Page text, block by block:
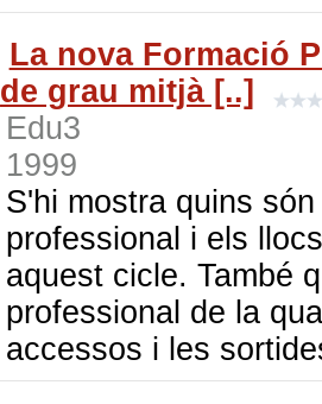
La nova Formació
de grau mitjà [..]
Edu3
1999
S'hi mostra quins
professional i els
aquest cicle. També
professional de la
accessos i les